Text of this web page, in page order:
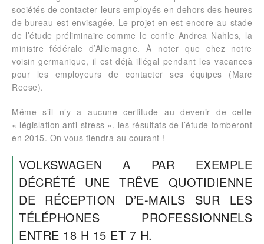
sociétés de contacter leurs employés en dehors des heures
de bureau est envisagée. Le projet en est encore au stade
de l’étude préliminaire comme le confie Andrea Nahles, la
ministre fédérale d’Allemagne. À noter que chez notre
voisin germanique, il est déjà illégal pendant les vacances
pour les employeurs de contacter ses équipes (Marc
Reese).
Même s’il n’y a aucune certitude au devenir de cette
« législation anti-stress », les résultats de l’étude tomberont
en 2015. On vous tiendra au courant !
VOLKSWAGEN A PAR EXEMPLE
DÉCRÉTÉ UNE TRÊVE QUOTIDIENNE
DE RÉCEPTION D’E-MAILS SUR LES
TÉLÉPHONES PROFESSIONNELS
ENTRE 18 H 15 ET 7 H.